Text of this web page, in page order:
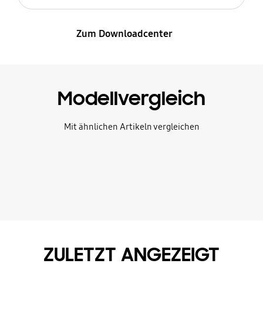
Zum Downloadcenter
Modellvergleich
Mit ähnlichen Artikeln vergleichen
ZULETZT ANGEZEIGT